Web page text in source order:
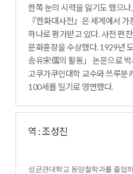
한쪽 눈의 시력을 잃기도 했으
『한화대사전』은 세계에서
하나로 평가받고 있다. 사전 편
문화훈장을 수상했다. 1929년
송유宋儒의 활동」 논문으로
고쿠가쿠인대학 교수와 쓰루분
100세를 일기로 영면했다.
역 : 조성진
성균관대학교 동양철학과를 졸업